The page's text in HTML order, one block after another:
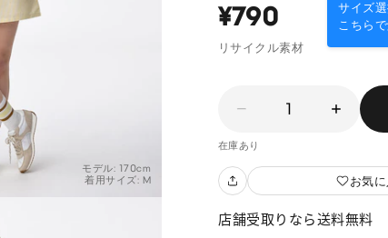
サイズ
こちら
¥790
リサイクル素材
1
在庫あり
お気
店舗受取りなら送料無料
モデル: 170cm
着用サイズ: M